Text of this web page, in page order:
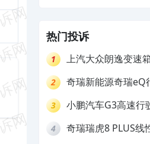
热门投诉
1
上汽大众朗逸变速
2
奇瑞新能源奇瑞eQ
拒绝三电质保
3
小鹏汽车G3高速行
4
奇瑞瑞虎8 PLUS线